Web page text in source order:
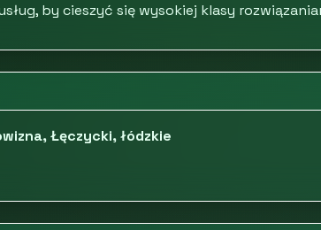
by cieszyć się wysokiej klasy
Łęczycki, łódzkie